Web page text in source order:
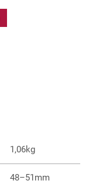
1,06kg
48–51mm